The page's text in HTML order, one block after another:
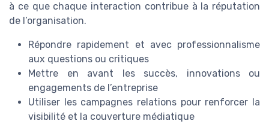
à ce que chaque interaction contribue à la réputation
de l’organisation.
Répondre rapidement et avec professionnalisme
aux questions ou critiques
Mettre en avant les succès, innovations ou
engagements de l’entreprise
Utiliser les campagnes relations pour renforcer la
visibilité et la couverture médiatique